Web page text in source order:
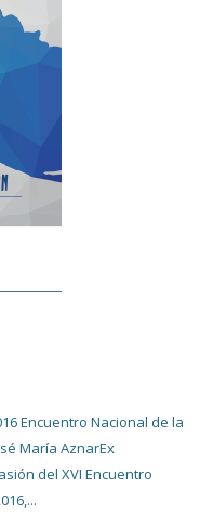
Encuentro Nacional de la
María AznarEx
del XVI Encuentro